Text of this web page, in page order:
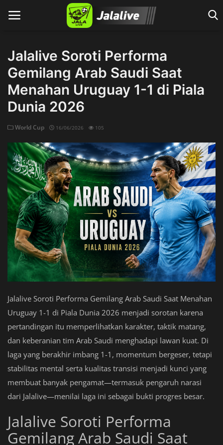
Home
Jalalive Soroti Performa
Gemilang Arab Saudi Saat
Menahan Uruguay 1-1 di Piala
Dunia 2026
World Cup 16/06/2026 105
Jalalive Soroti Performa Gemilang Arab Saudi Saat Menahan
Uruguay 1-1 di Piala Dunia 2026 menjadi sorotan karena
pertandingan itu memperlihatkan karakter, taktik matang,
dan keberanian tim Arab Saudi menghadapi lawan kuat. Di
laga yang berakhir imbang 1-1, momentum bergeser, tetapi
stabilitas mental serta kualitas transisi menjadi kunci yang
membuat banyak pengamat—termasuk pengaruh narasi
dari Jalalive—menilai laga ini sebagai bukti progres besar.
Jalalive Soroti Performa
Gemilang Arab Saudi Saat